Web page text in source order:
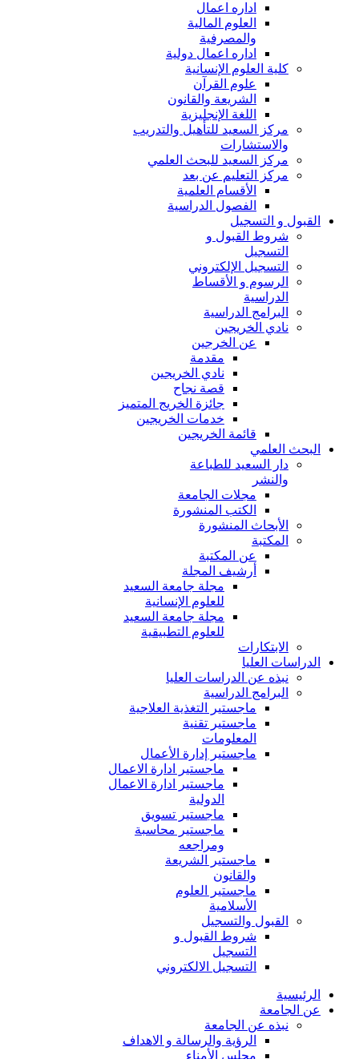
اداره اعمال
العلوم المالية
والمصرفية
اداره اعمال دولية
كلية العلوم الإنسانية
علوم القرآن
الشريعة والقانون
اللغة الإنجليزية
مركز السعيد للتأهيل والتدريب
والاستشارات
مركز السعيد للبحث العلمي
مركز التعليم عن بعد
الأقسام العلمية
الفصول الدراسية
القبول و التسجيل
شروط القبول و
التسجيل
التسجيل الإلكتروني
الرسوم و الأقساط
الدراسية
البرامج الدراسية
نادي الخريجين
عن الخرجين
مقدمة
نادي الخريجين
قصة نجاح
جائزة الخريج المتميز
خدمات الخريجين
قائمة الخريجين
البحث العلمي
دار السعيد للطباعة
والنشر
مجلات الجامعة
الكتب المنشورة
الأبحاث المنشورة
المكتبة
عن المكتبة
أرشيف المجلة
مجلة جامعة السعيد
للعلوم الإنسانية
مجلة جامعة السعيد
للعلوم التطبيقية
الابتكارات
الدراسات العليا
نبذه عن الدراسات العليا
البرامج الدراسية
ماجستير التغذية العلاجية
ماجستير تقنية
المعلومات
ماجستير إدارة الأعمال
ماجستير ادارة الاعمال
ماجستير ادارة الاعمال
الدولية
ماجستير تسويق
ماجستير محاسبة
ومراجعه
ماجستير الشريعة
والقانون
ماجستير العلوم
الأسلامية
القبول والتسجيل
شروط القبول و
التسجيل
التسجيل الالكتروني
الرئيسية
عن الجامعة
نبذه عن الجامعة
الرؤية والرسالة و الاهداف
مجلس الأمناء